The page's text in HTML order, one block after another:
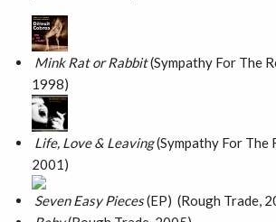
Mink Rat or Rabbit(Sympathy For The
1998)
Life, Love & Leaving(Sympathy For The
2001)
Seven Easy Pieces(EP) (Rough Trade,